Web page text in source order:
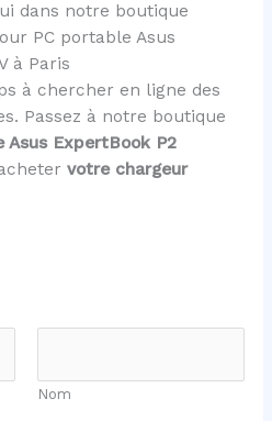
dans notre boutique
PC portable Asus
à Paris
à chercher en ligne des
Passez à notre boutique
Asus ExpertBook P2
votre chargeur
Nom